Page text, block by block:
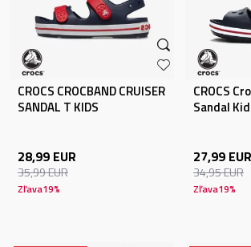
CROCS CROCBAND CRUISER
SANDAL T KIDS
28,99 EUR
35,99EUR
Zľava19%
CROCS
Sandal
27,99 EUR
34,95EUR
Zľava19%